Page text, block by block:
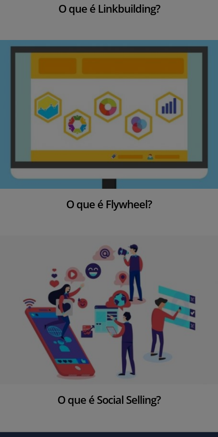
O que é Linkbuilding?
O que é Flywheel?
O que é Social Selling?